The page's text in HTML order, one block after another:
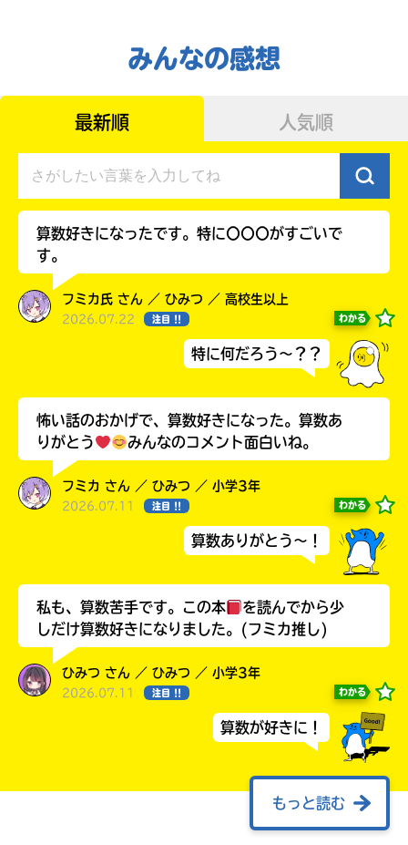
このマチのことを
みんなの感想
最新順 人気順
算数好きになったです。特に〇〇〇がすごいで
す。
フミカ氏 さん ／ ひみつ ／ 高校生以上
2026.07.22 注目 !! わかる
特に何だろう～？？
怖い話のおかげで、算数好きになった。算数あ
りがとう
みんなのコメント面白いね。
フミカ さん ／ ひみつ ／ 小学3年
2026.07.11 注目 !! わかる
算数ありがとう～！
私も、算数苦手です。この本
を読んでから少
しだけ算数好きになりました。(フミカ推し)
ひみつ さん ／ ひみつ ／ 小学3年
2026.07.11 注目 !! わかる
算数が好きに！
もっと読む
小林丸々先生の新しい話――「こわい算数」。
購
入
の
案
内
電
子
書
購
入
案